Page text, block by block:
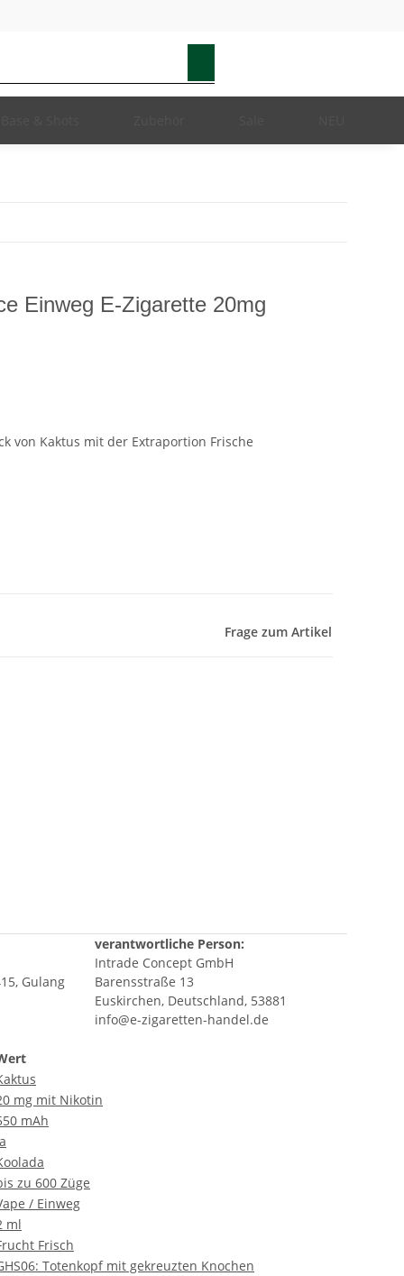
Einweg E-Zigarette 20mg
von Kaktus mit der Extraportion Frische
Frage zum Artikel
Gulang
verantwortliche Person:
Intrade Concept GmbH
Barensstraße 13
Euskirchen, Deutschland, 53881
info@e-zigaretten-handel.de
mg mit Nikotin
mAh
zu 600 Züge
/ Einweg
ml
Frisch
Totenkopf mit gekreuzten Knochen